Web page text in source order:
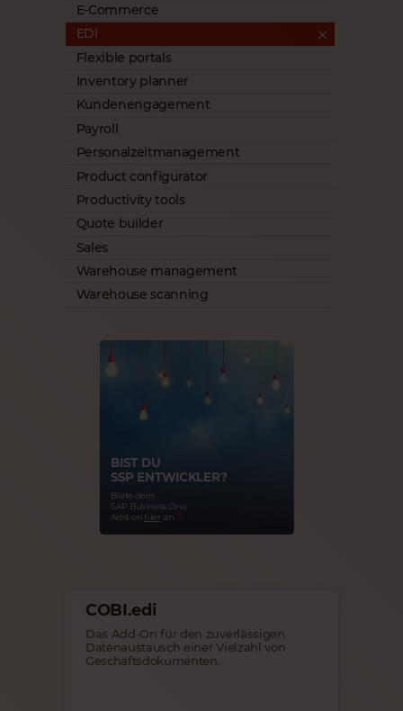
E-Commerce
EDI
Flexible portals
Inventory planner
Kundenengagement
Payroll
Personalzeitmanagement
Product configurator
Productivity tools
Quote builder
Sales
Warehouse management
Warehouse scanning
BIST DU
SSP ENTWICKLER?
Biete dein
SAP Business One
Add-on hier an
COBI.edi
Das Add-On für den zuverlässigen
Datenaustausch einer Vielzahl von
Geschäftsdokumenten.